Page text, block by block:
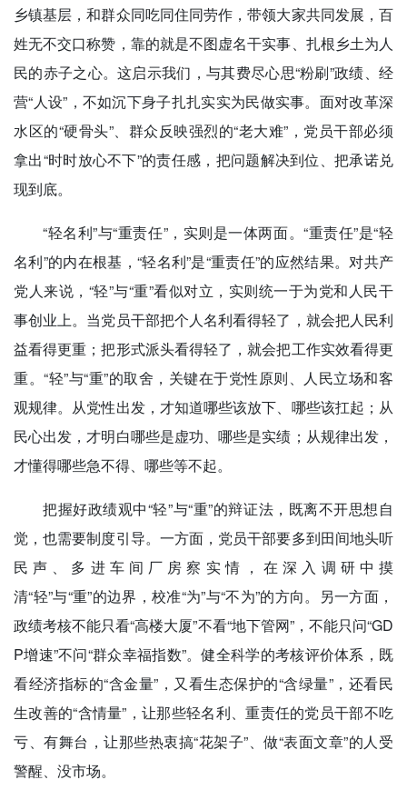
乡镇基层，和群众同吃同住同劳作，带领大家共同发展，百
姓无不交口称赞，靠的就是不图虚名干实事、扎根乡土为人
民的赤子之心。这启示我们，与其费尽心思“粉刷”政绩、经
营“人设”，不如沉下身子扎扎实实为民做实事。面对改革深
水区的“硬骨头”、群众反映强烈的“老大难”，党员干部必须
拿出“时时放心不下”的责任感，把问题解决到位、把承诺兑
现到底。
“轻名利”与“重责任”，实则是一体两面。“重责任”是“轻
名利”的内在根基，“轻名利”是“重责任”的应然结果。对共产
党人来说，“轻”与“重”看似对立，实则统一于为党和人民干
事创业上。当党员干部把个人名利看得轻了，就会把人民利
益看得更重；把形式派头看得轻了，就会把工作实效看得更
重。“轻”与“重”的取舍，关键在于党性原则、人民立场和客
观规律。从党性出发，才知道哪些该放下、哪些该扛起；从
民心出发，才明白哪些是虚功、哪些是实绩；从规律出发，
才懂得哪些急不得、哪些等不起。
把握好政绩观中“轻”与“重”的辩证法，既离不开思想自
觉，也需要制度引导。一方面，党员干部要多到田间地头听
民声、多进车间厂房察实情，在深入调研中摸
清“轻”与“重”的边界，校准“为”与“不为”的方向。另一方面，
政绩考核不能只看“高楼大厦”不看“地下管网”，不能只问“GD
P增速”不问“群众幸福指数”。健全科学的考核评价体系，既
看经济指标的“含金量”，又看生态保护的“含绿量”，还看民
生改善的“含情量”，让那些轻名利、重责任的党员干部不吃
亏、有舞台，让那些热衷搞“花架子”、做“表面文章”的人受
警醒、没市场。